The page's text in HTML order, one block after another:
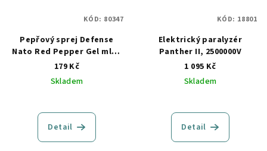
Pepřový sprej Defense
Nato Red Pepper Gel mlha
zel
179 Kč
Skladem
Detail
KÓD: 80347
Elektrický paralyzér
Panther II, 2500000V
1 095 Kč
Skladem
Detail
KÓD: 18801